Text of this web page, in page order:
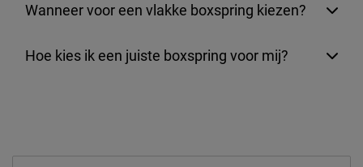
Wanneer voor een vlakke boxspring kiezen?
Hoe kies ik een juiste boxspring voor mij?